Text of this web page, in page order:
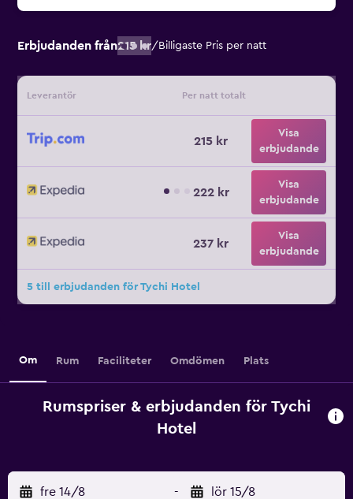
Erbjudanden från215 kr/ Billigaste Pris per natt
Leverantör Per natt totalt
215 kr
Visa
erbjudande
222 kr
Visa
erbjudande
237 kr
Visa
erbjudande
5 till erbjudanden för Tychi Hotel
Om Rum Faciliteter Omdömen Plats
Rumspriser & erbjudanden för Tychi
Hotel
fre 14/8 - lör 15/8